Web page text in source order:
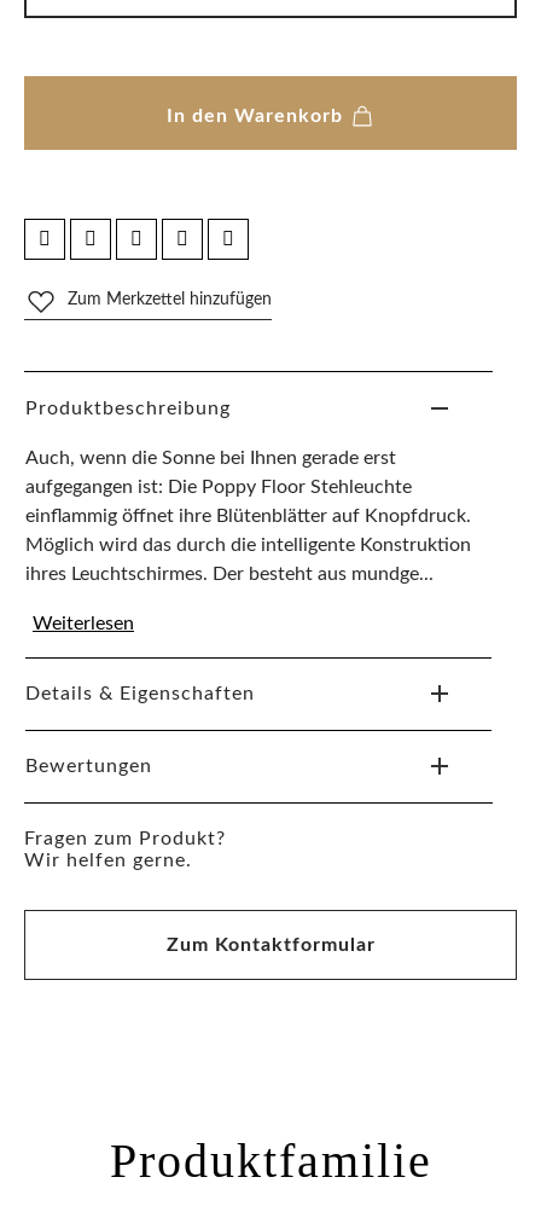
In den Warenkorb
Zum Merkzettel hinzufügen
Produktbeschreibung
Auch, wenn die Sonne bei Ihnen gerade erst
aufgegangen ist: Die Poppy Floor Stehleuchte
einflammig öffnet ihre Blütenblätter auf Knopfdruck.
Möglich wird das durch die intelligente Konstruktion
ihres Leuchtschirmes. Der besteht aus mundge...
Weiterlesen
Details & Eigenschaften
Bewertungen
Fragen zum Produkt?
Wir helfen gerne.
Zum Kontaktformular
Produktfamilie